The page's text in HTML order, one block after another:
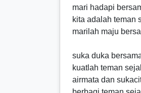
mari hadapi
kita adalah teman
marilah maju
suka duka
kuatlah teman
airmata dan